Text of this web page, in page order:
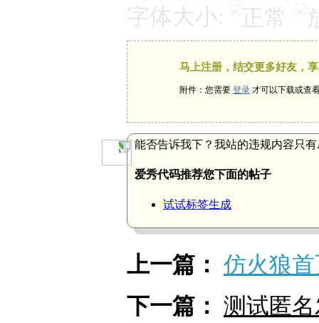
字体大小:
马上注册，结交更多好友，
附件：您需要 登录 才可以下载或查
能否告诉我下？我站的违规内容只
爱秀代码推荐您下面的帖子
试试标签生成
上一篇： 仿火狼
下一篇： 测试匿